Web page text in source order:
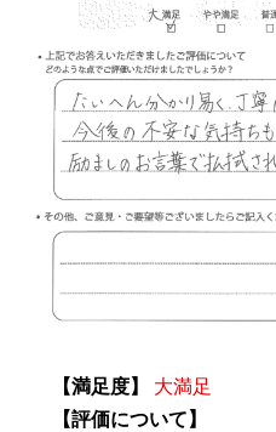
【満足度】
大満足
【評価について】